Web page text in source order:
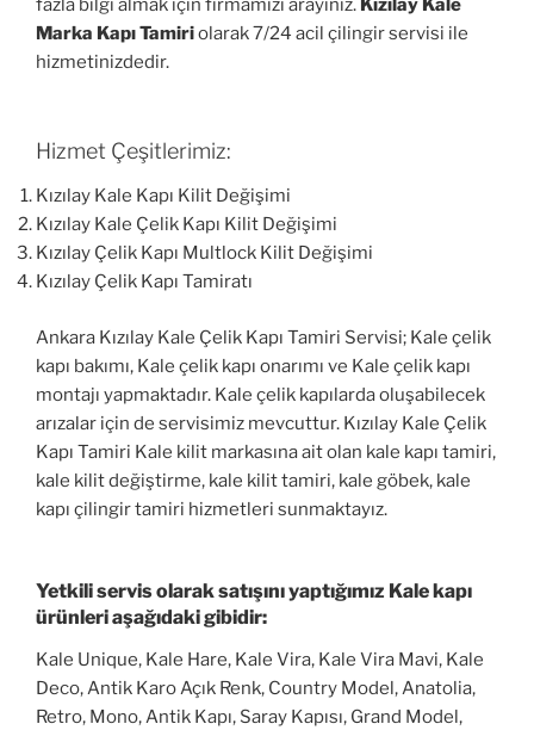
fazla bilgi almak için firmamızı arayınız. Kızılay Kale
Marka Kapı Tamiriolarak 7/24 acil çilingir servisi ile
hizmetinizdedir.
Hizmet Çeşitlerimiz:
Kızılay Kale Kapı Kilit Değişimi
Kızılay Kale Çelik Kapı Kilit Değişimi
Kızılay Çelik Kapı Multlock Kilit Değişimi
Kızılay Çelik Kapı Tamiratı
Ankara Kızılay Kale Çelik Kapı Tamiri Servisi; Kale çelik
kapı bakımı, Kale çelik kapı onarımı ve Kale çelik kapı
montajı yapmaktadır. Kale çelik kapılarda oluşabilecek
arızalar için de servisimiz mevcuttur. Kızılay Kale Çelik
Kapı Tamiri Kale kilit markasına ait olan kale kapı tamiri,
kale kilit değiştirme, kale kilit tamiri, kale göbek, kale
kapı çilingir tamiri hizmetleri sunmaktayız.
Yetkili servis olarak satışını yaptığımız Kale kapı
ürünleri aşağıdaki gibidir:
Kale Unique, Kale Hare, Kale Vira, Kale Vira Mavi, Kale
Deco, Antik Karo Açık Renk, Country Model, Anatolia,
Retro, Mono, Antik Kapı, Saray Kapısı, Grand Model,